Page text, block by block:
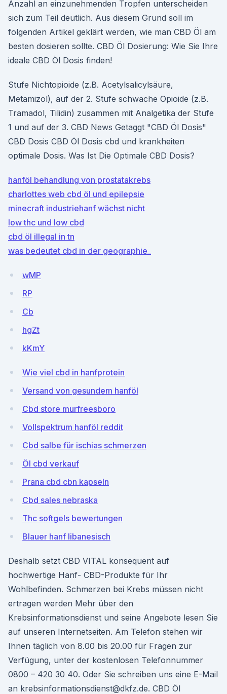
Anzahl an einzunehmenden Tropfen unterscheiden
sich zum Teil deutlich. Aus diesem Grund soll im
folgenden Artikel geklärt werden, wie man CBD Öl am
besten dosieren sollte. CBD Öl Dosierung: Wie Sie Ihre
ideale CBD Öl Dosis finden!
Stufe Nichtopioide (z.B. Acetylsalicylsäure,
Metamizol), auf der 2. Stufe schwache Opioide (z.B.
Tramadol, Tilidin) zusammen mit Analgetika der Stufe
1 und auf der 3. CBD News Getaggt "CBD Öl Dosis"
CBD Dosis CBD Öl Dosis cbd und krankheiten
optimale Dosis. Was Ist Die Optimale CBD Dosis?
hanföl behandlung von prostatakrebs
charlottes web cbd öl und epilepsie
minecraft industriehanf wächst nicht
low thc und low cbd
cbd öl illegal in tn
was bedeutet cbd in der geographie_
wMP
RP
Cb
hgZt
kKmY
Wie viel cbd in hanfprotein
Versand von gesundem hanföl
Cbd store murfreesboro
Vollspektrum hanföl reddit
Cbd salbe für ischias schmerzen
Öl cbd verkauf
Prana cbd cbn kapseln
Cbd sales nebraska
Thc softgels bewertungen
Blauer hanf libanesisch
Deshalb setzt CBD VITAL konsequent auf
hochwertige Hanf- CBD-Produkte für Ihr
Wohlbefinden. Schmerzen bei Krebs müssen nicht
ertragen werden Mehr über den
Krebsinformationsdienst und seine Angebote lesen Sie
auf unseren Internetseiten. Am Telefon stehen wir
Ihnen täglich von 8.00 bis 20.00 für Fragen zur
Verfügung, unter der kostenlosen Telefonnummer
0800 – 420 30 40. Oder Sie schreiben uns eine E-Mail
an krebsinformationsdienst@dkfz.de. CBD Öl